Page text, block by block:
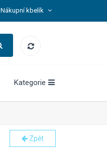
Nákupní kbelík
Kategorie
Zpět